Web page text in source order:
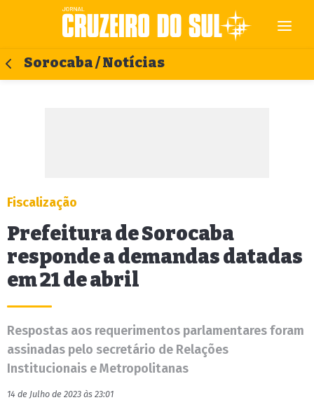
Sorocaba / Notícias
Fiscalização
Prefeitura de Sorocaba
responde a demandas datadas
em 21 de abril
Respostas aos requerimentos parlamentares foram
assinadas pelo secretário de Relações
Institucionais e Metropolitanas
14 de Julho de 2023 às 23:01